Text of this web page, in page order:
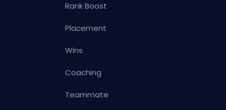
Rank Boost
Placement
Wins
Coaching
Teammate